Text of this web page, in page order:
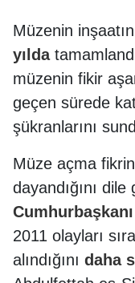
Müzenin
yılda
müzenin fikir
geçen sürede
şükranlarını
Müze açma
dayandığını
Cumhurbaşkanı
2011 olayları
alındığını daha